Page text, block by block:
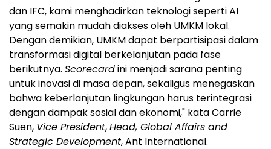
dan IFC, kami menghadirkan teknologi seperti AI
yang semakin mudah diakses oleh UMKM lokal.
Dengan demikian, UMKM dapat berpartisipasi dalam
transformasi digital berkelanjutan pada fase
berikutnya. Scorecardini menjadi sarana penting
untuk inovasi di masa depan, sekaligus menegaskan
bahwa keberlanjutan lingkungan harus terintegrasi
dengan dampak sosial dan ekonomi," kata Carrie
Suen, Vice President,Head, Global Affairs and
Strategic Development, Ant International.